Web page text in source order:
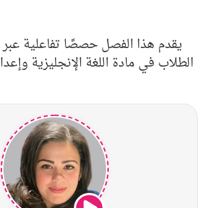
يقدم هذا الفصل حصصًا تفاعلية عبر
الطلاب في مادة اللغة الإنجليزية